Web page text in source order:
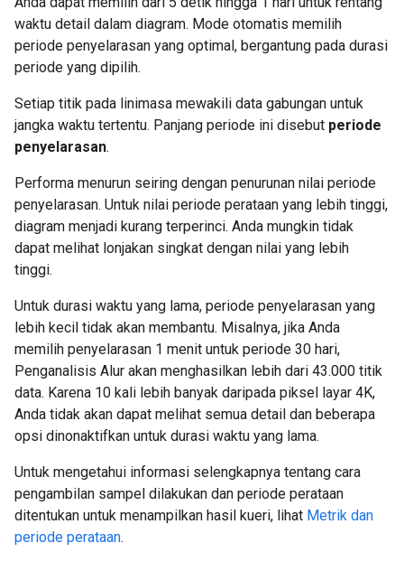
waktu detail dalam diagram. Mode otomatis memilih
periode penyelarasan yang optimal, bergantung pada durasi
periode yang dipilih.
Setiap titik pada linimasa mewakili data gabungan untuk
jangka waktu tertentu. Panjang periode ini disebut periode
penyelarasan.
Performa menurun seiring dengan penurunan nilai periode
penyelarasan. Untuk nilai periode perataan yang lebih tinggi,
diagram menjadi kurang terperinci. Anda mungkin tidak
dapat melihat lonjakan singkat dengan nilai yang lebih
tinggi.
Untuk durasi waktu yang lama, periode penyelarasan yang
lebih kecil tidak akan membantu. Misalnya, jika Anda
memilih penyelarasan 1 menit untuk periode 30 hari,
Penganalisis Alur akan menghasilkan lebih dari 43.000 titik
data. Karena 10 kali lebih banyak daripada piksel layar 4K,
Anda tidak akan dapat melihat semua detail dan beberapa
opsi dinonaktifkan untuk durasi waktu yang lama.
Untuk mengetahui informasi selengkapnya tentang cara
pengambilan sampel dilakukan dan periode perataan
ditentukan untuk menampilkan hasil kueri, lihat Metrik dan
periode perataan.